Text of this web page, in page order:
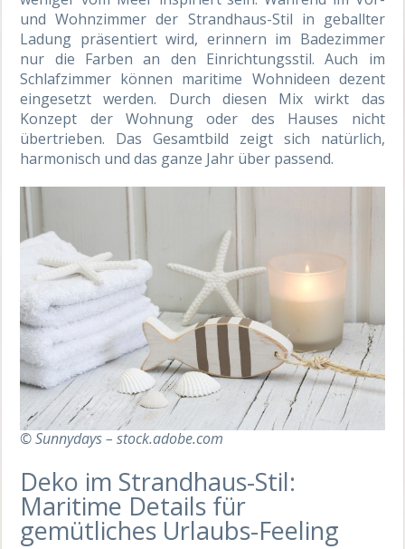
und Wohnzimmer der Strandhaus-Stil in geballter
Ladung präsentiert wird, erinnern im Badezimmer
nur die Farben an den Einrichtungsstil. Auch im
Schlafzimmer können maritime Wohnideen dezent
eingesetzt werden. Durch diesen Mix wirkt das
Konzept der Wohnung oder des Hauses nicht
übertrieben. Das Gesamtbild zeigt sich natürlich,
harmonisch und das ganze Jahr über passend.
© Sunnydays – stock.adobe.com
Deko im Strandhaus-Stil:
Maritime Details für
gemütliches Urlaubs-Feeling